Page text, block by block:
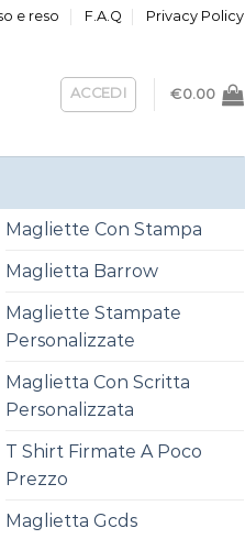
e reso F.A.Q Privacy Policy
ACCEDI €0.00
Magliette Con Stampa
Maglietta Barrow
Magliette Stampate
Personalizzate
Maglietta Con Scritta
Personalizzata
T Shirt Firmate A Poco
Prezzo
Maglietta Gcds